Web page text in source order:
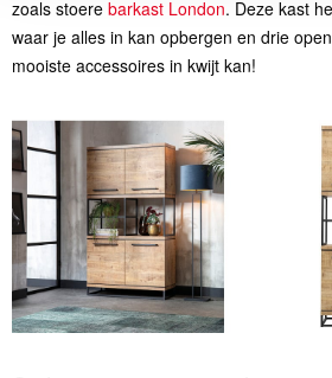
zoals stoere barkast London. Deze kast
waar je alles in kan opbergen en drie
mooiste accessoires in kwijt kan!